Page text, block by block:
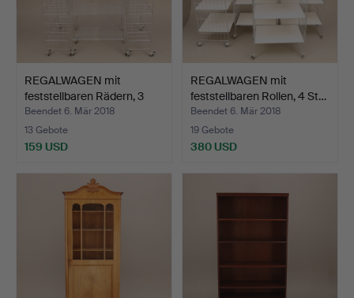
REGALWAGEN mit
feststellbaren Rädern, 3
St…
Beendet 6. Mär 2018
13 Gebote
159 USD
REGALWAGEN mit
feststellbaren Rollen, 4 St…
Beendet 6. Mär 2018
19 Gebote
380 USD